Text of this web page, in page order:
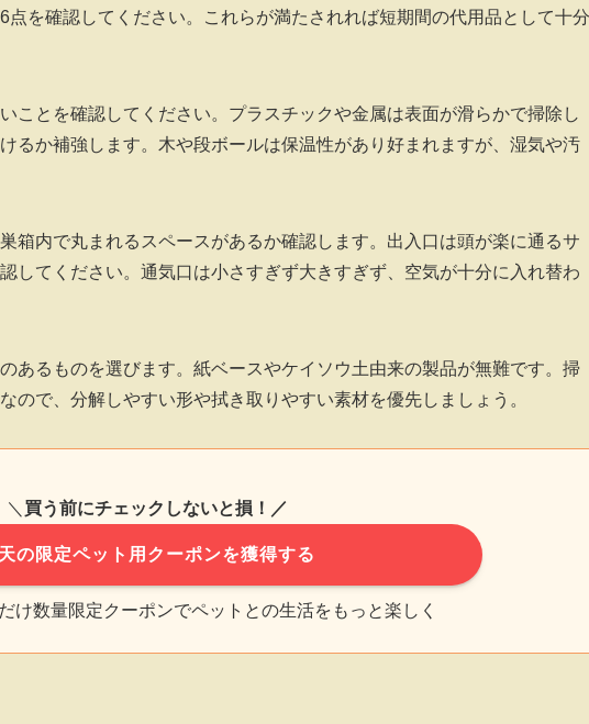
を確認してください。これらが満たされれば短期間の代用品として十分
ことを確認してください。プラスチックや金属は表面が滑らかで掃除し
るか補強します。木や段ボールは保温性があり好まれますが、湿気や汚
箱内で丸まれるスペースがあるか確認します。出入口は頭が楽に通るサ
してください。通気口は小さすぎず大きすぎず、空気が十分に入れ替わ
あるものを選びます。紙ベースやケイソウ土由来の製品が無難です。掃
ので、分解しやすい形や拭き取りやすい素材を優先しましょう。
＼ 買う前にチェックしないと損！／
の限定ペット用クーポンを獲得する
け数量限定クーポンでペットとの生活をもっと楽しく